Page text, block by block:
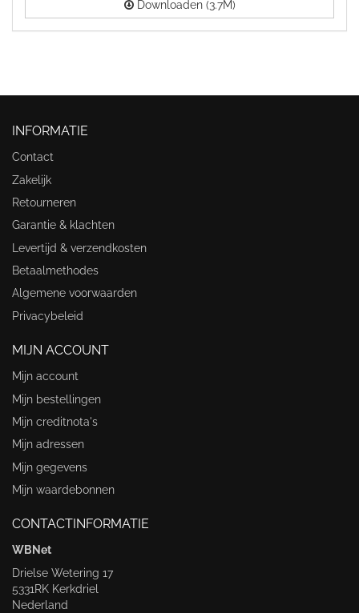
Downloaden (3.7M)
INFORMATIE
Contact
Zakelijk
Retourneren
Garantie & klachten
Levertijd & verzendkosten
Betaalmethodes
Algemene voorwaarden
Privacybeleid
MIJN ACCOUNT
Mijn account
Mijn bestellingen
Mijn creditnota's
Mijn adressen
Mijn gegevens
Mijn waardebonnen
CONTACTINFORMATIE
WBNet
Drielse Wetering 17
5331RK Kerkdriel
Nederland